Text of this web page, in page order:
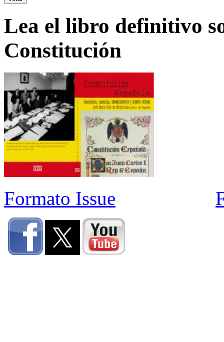
Lea el libro definitivo
Constitución
Formato Issue